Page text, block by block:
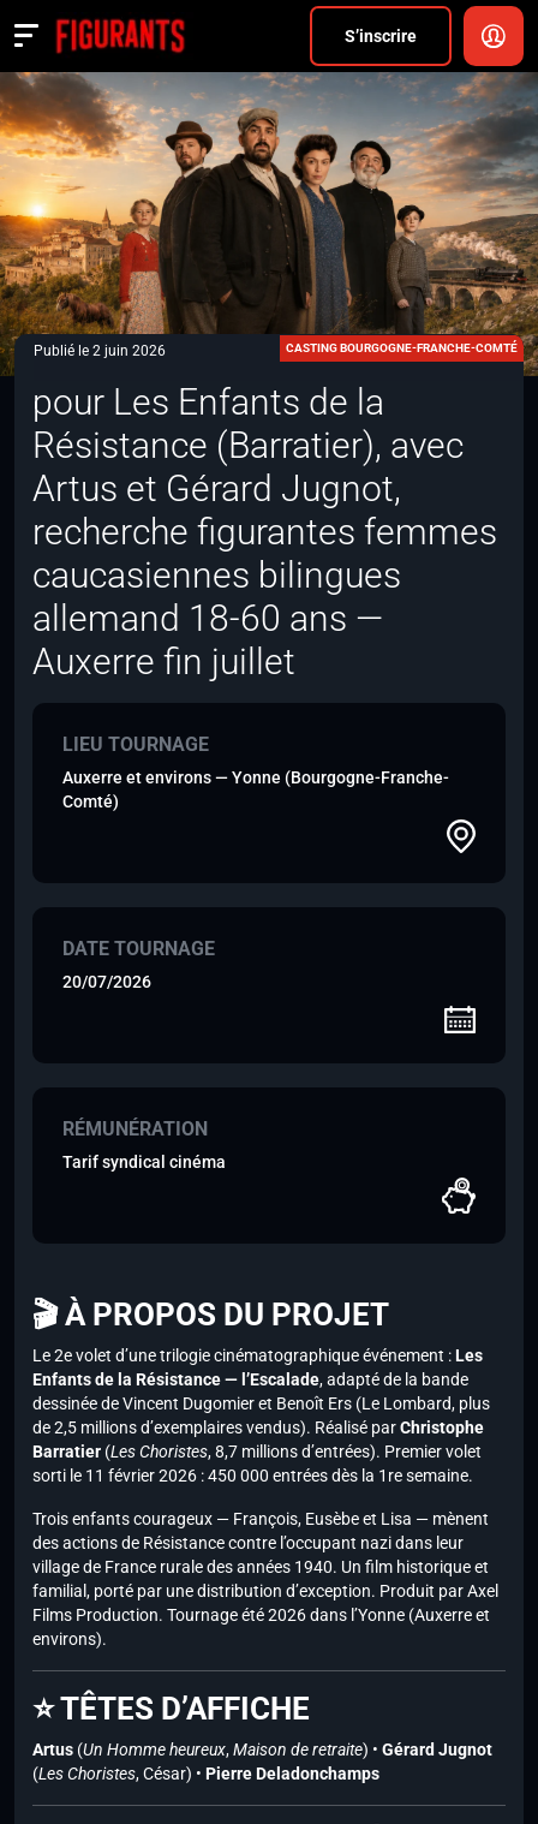
S’inscrire
Actualités
ANNONCER
FAQ
S’inscrire
CONNEXION
Publié le 2 juin 2026
CASTING BOURGOGNE-FRANCHE-COMTÉ
pour Les Enfants de la
Résistance (Barratier), avec
Artus et Gérard Jugnot,
recherche figurantes femmes
caucasiennes bilingues
allemand 18-60 ans —
Auxerre fin juillet
LIEU TOURNAGE
Auxerre et environs — Yonne (Bourgogne-Franche-
Comté)
DATE TOURNAGE
20/07/2026
RÉMUNÉRATION
Tarif syndical cinéma
🎬 À PROPOS DU PROJET
Le 2e volet d’une trilogie cinématographique événement :Les
Enfants de la Résistance — l’Escalade, adapté de la bande
dessinée de Vincent Dugomier et Benoît Ers (Le Lombard, plus
de 2,5 millions d’exemplaires vendus). Réalisé parChristophe
Barratier (Les Choristes, 8,7 millions d’entrées). Premier volet
sorti le 11 février 2026 : 450 000 entrées dès la 1re semaine.
Trois enfants courageux — François, Eusèbe et Lisa — mènent
des actions de Résistance contre l’occupant nazi dans leur
village de France rurale des années 1940. Un film historique et
familial, porté par une distribution d’exception. Produit par Axel
Films Production. Tournage été 2026 dans l’Yonne (Auxerre et
environs).
⭐ TÊTES D’AFFICHE
Artus (Un Homme heureux,Maison de retraite) • Gérard Jugnot
(Les Choristes, César) • Pierre Deladonchamps